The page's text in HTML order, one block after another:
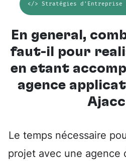
</> Stratégies d'Entreprise
En général,
faut-il pour
en étant
agence
Le temps nécessaire
projet avec une agence